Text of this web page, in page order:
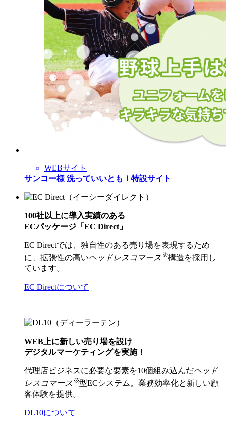
WEBサイト
サンコー様 洗っていいとも！特設サイト
100社以上に導入実績のある
ECパッケージ「EC Direct」
EC Directでは、独自性のある売り場を表現するため
に、拡張性の高いヘッドレスコマース ※構造を採用し
ています。
EC Directについて
WEB上に新しい売り場を設け
デジタルマーケティングを実施！
代理店ビジネスに必要な要素を10個組み込んだヘッド
レスコマース ※型ECシステム。業務効率化と新しい顧
客体験を提供。
DL10について